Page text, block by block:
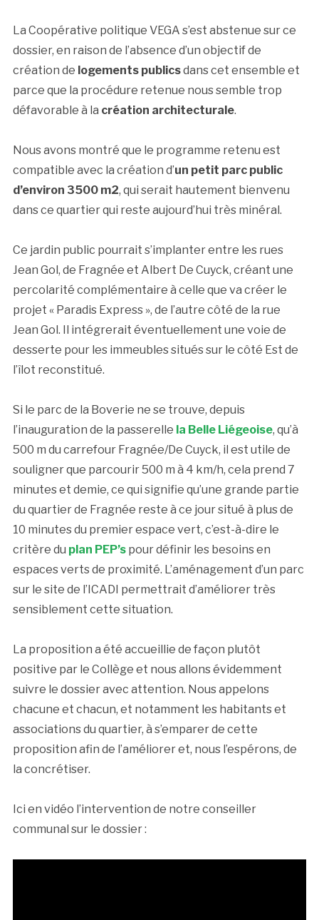
La Coopérative politique VEGA s’est abstenue sur ce
dossier, en raison de l’absence d’un objectif de
création de logements publicsdans cet ensemble et
parce que la procédure retenue nous semble trop
défavorable à la création architecturale.
Nous avons montré que le programme retenu est
compatible avec la création d’un petit parc public
d’environ 3500 m2, qui serait hautement bienvenu
dans ce quartier qui reste aujourd’hui très minéral.
Ce jardin public pourrait s’implanter entre les rues
Jean Gol, de Fragnée et Albert De Cuyck, créant une
percolarité complémentaire à celle que va créer le
projet « Paradis Express », de l’autre côté de la rue
Jean Gol. Il intégrerait éventuellement une voie de
desserte pour les immeubles situés sur le côté Est de
l’îlot reconstitué.
Si le parc de la Boverie ne se trouve, depuis
l’inauguration de la passerelle la Belle Liégeoise, qu’à
500 m du carrefour Fragnée/De Cuyck, il est utile de
souligner que parcourir 500 m à 4 km/h, cela prend 7
minutes et demie, ce qui signifie qu’une grande partie
du quartier de Fragnée reste à ce jour situé à plus de
10 minutes du premier espace vert, c’est-à-dire le
critère du plan PEP’spour définir les besoins en
espaces verts de proximité. L’aménagement d’un parc
sur le site de l’ICADI permettrait d’améliorer très
sensiblement cette situation.
La proposition a été accueillie de façon plutôt
positive par le Collège et nous allons évidemment
suivre le dossier avec attention. Nous appelons
chacune et chacun, et notamment les habitants et
associations du quartier, à s’emparer de cette
proposition afin de l’améliorer et, nous l’espérons, de
la concrétiser.
Ici en vidéo l’intervention de notre conseiller
communal sur le dossier :